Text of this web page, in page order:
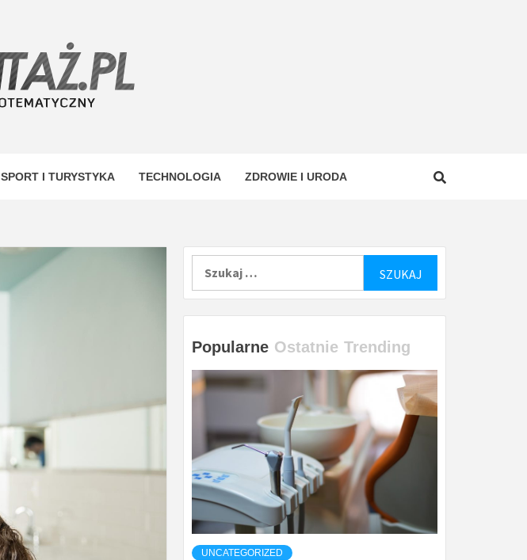
SPORT I TURYSTYKA TECHNOLOGIA ZDROWIE I URODA
Popularne Ostatnie Trending
UNCATEGORIZED